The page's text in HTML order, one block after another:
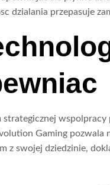
dzialania przepasuje
Gaming
z swojej dziedzinie,